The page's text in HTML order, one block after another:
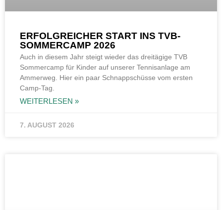
ERFOLGREICHER START INS TVB-
SOMMERCAMP 2026
Auch in diesem Jahr steigt wieder das dreitägige TVB
Sommercamp für Kinder auf unserer Tennisanlage am
Ammerweg. Hier ein paar Schnappschüsse vom ersten
Camp-Tag.
WEITERLESEN »
7. AUGUST 2026